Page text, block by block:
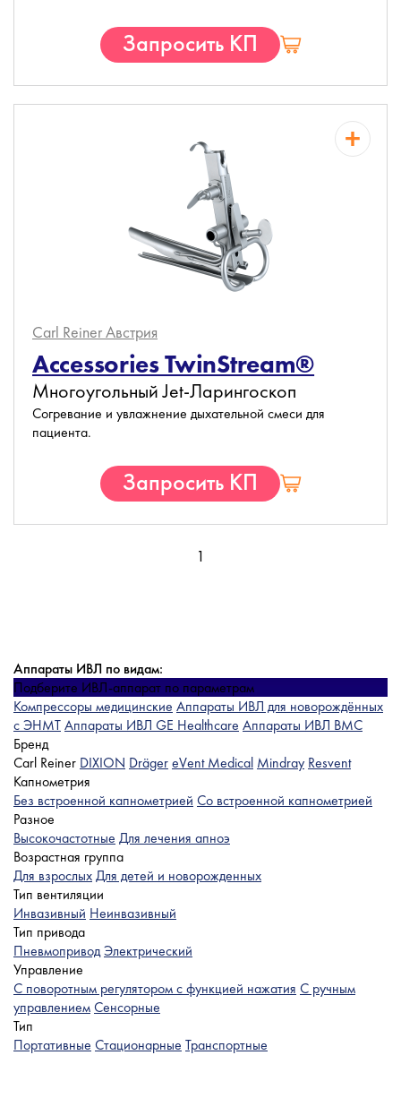
Запросить КП
Carl ReinerАвстрия
Accessories TwinStream®
Многоугольный Jet-Ларингоскоп
Согревание и увлажнение дыхательной смеси для
пациента.
Запросить КП
1
Аппараты ИВЛ по видам:
Подберите ИВЛ-аппарат по параметрам
Компрессоры медицинские Аппараты ИВЛ для новорождённых
с ЭНМТАппараты ИВЛ GE Healthcare Аппараты ИВЛ BMC
Бренд
Carl Reiner DIXION DrägereVent Medical Mindray Resvent
Капнометрия
Без встроенной капнометрией Со встроенной капнометрией
Разное
Высокочастотные Для лечения апноэ
Возрастная группа
Для взрослыхДля детей и новорожденных
Тип вентиляции
Инвазивный Неинвазивный
Тип привода
ПневмоприводЭлектрический
Управление
С поворотным регулятором с функцией нажатия С ручным
управлениемСенсорные
Тип
Портативные Стационарные Транспортные